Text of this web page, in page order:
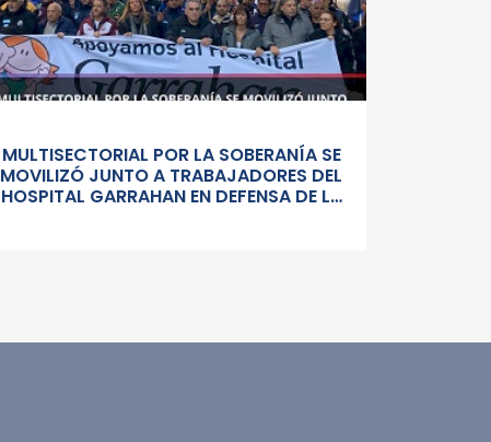
MULTISECTORIAL POR LA SOBERANÍA SE
MOVILIZÓ JUNTO A TRABAJADORES DEL
HOSPITAL GARRAHAN EN DEFENSA DE LA